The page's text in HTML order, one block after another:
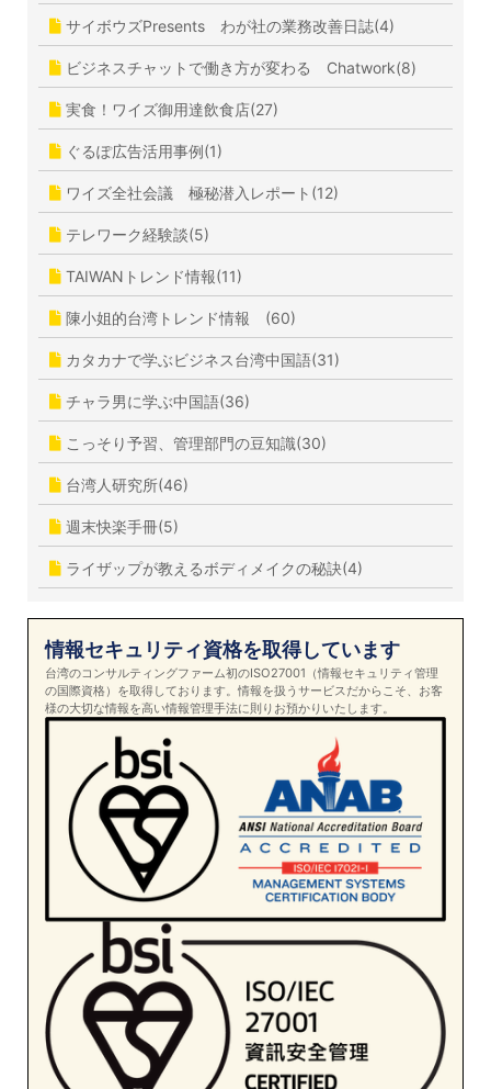
サイボウズPresents わが社の業務改善日誌(4)
ビジネスチャットで働き方が変わる Chatwork(8)
実食！ワイズ御用達飲食店(27)
ぐるぽ広告活用事例(1)
ワイズ全社会議 極秘潜入レポート(12)
テレワーク経験談(5)
TAIWANトレンド情報(11)
陳小姐的台湾トレンド情報 (60)
カタカナで学ぶビジネス台湾中国語(31)
チャラ男に学ぶ中国語(36)
こっそり予習、管理部門の豆知識(30)
台湾人研究所(46)
週末快楽手冊(5)
ライザップが教えるボディメイクの秘訣(4)
情報セキュリティ資格を取得しています
台湾のコンサルティングファーム初のISO27001（情報セキュリティ管理
の国際資格）を取得しております。情報を扱うサービスだからこそ、お客
様の大切な情報を高い情報管理手法に則りお預かりいたします。